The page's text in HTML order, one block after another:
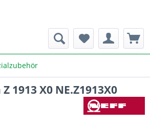
1913 X0 NE.Z1913X0